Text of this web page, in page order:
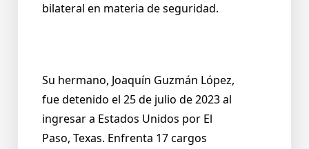
bilateral en materia de seguridad.
Su hermano, Joaquín Guzmán López,
fue detenido el 25 de julio de 2023 al
ingresar a Estados Unidos por El
Paso, Texas. Enfrenta 17 cargos